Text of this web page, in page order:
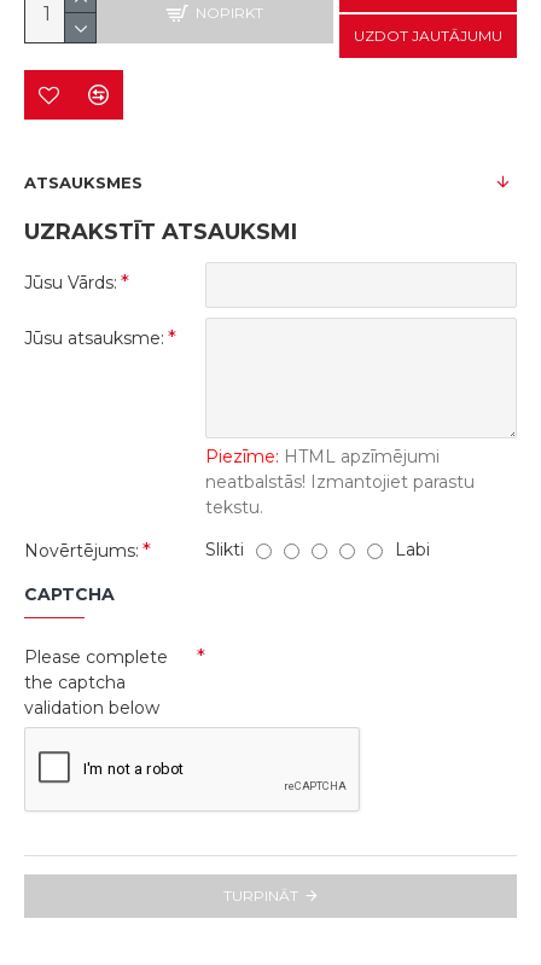
NOPIRKT
UZDOT JAUTĀJUMU
ATSAUKSMES
UZRAKSTĪT ATSAUKSMI
Jūsu Vārds:
Jūsu atsauksme:
Piezīme: HTML apzīmējumi
neatbalstās! Izmantojiet parastu
tekstu.
Novērtējums:
Slikti Labi
CAPTCHA
Please complete
the captcha
validation below
TURPINĀT